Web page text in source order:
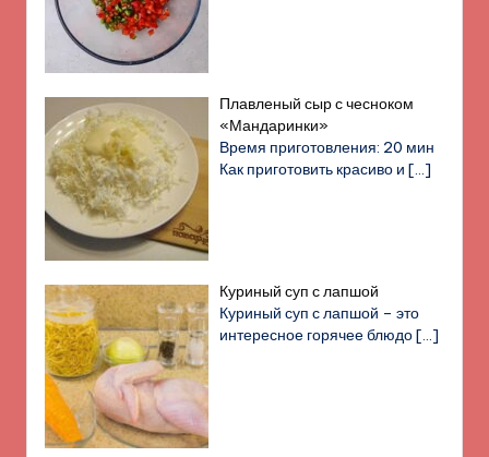
Плавленый сыр с чесноком
«Мандаринки»
Время приготовления: 20 мин
Как приготовить красиво и[…]
Куриный суп с лапшой
Куриный суп с лапшой – это
интересное горячее блюдо[…]